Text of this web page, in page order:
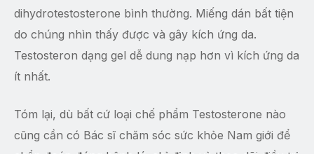
dihydrotestosterone bình thường. Miếng dán bất tiện
do chúng nhìn thấy được và gây kích ứng da.
Testosteron dạng gel dễ dung nạp hơn vì kích ứng da
ít nhất.
Tóm lại, dù bất cứ loại chế phẩm Testosterone nào
cũng cần có Bác sĩ chăm sóc sức khỏe Nam giới để